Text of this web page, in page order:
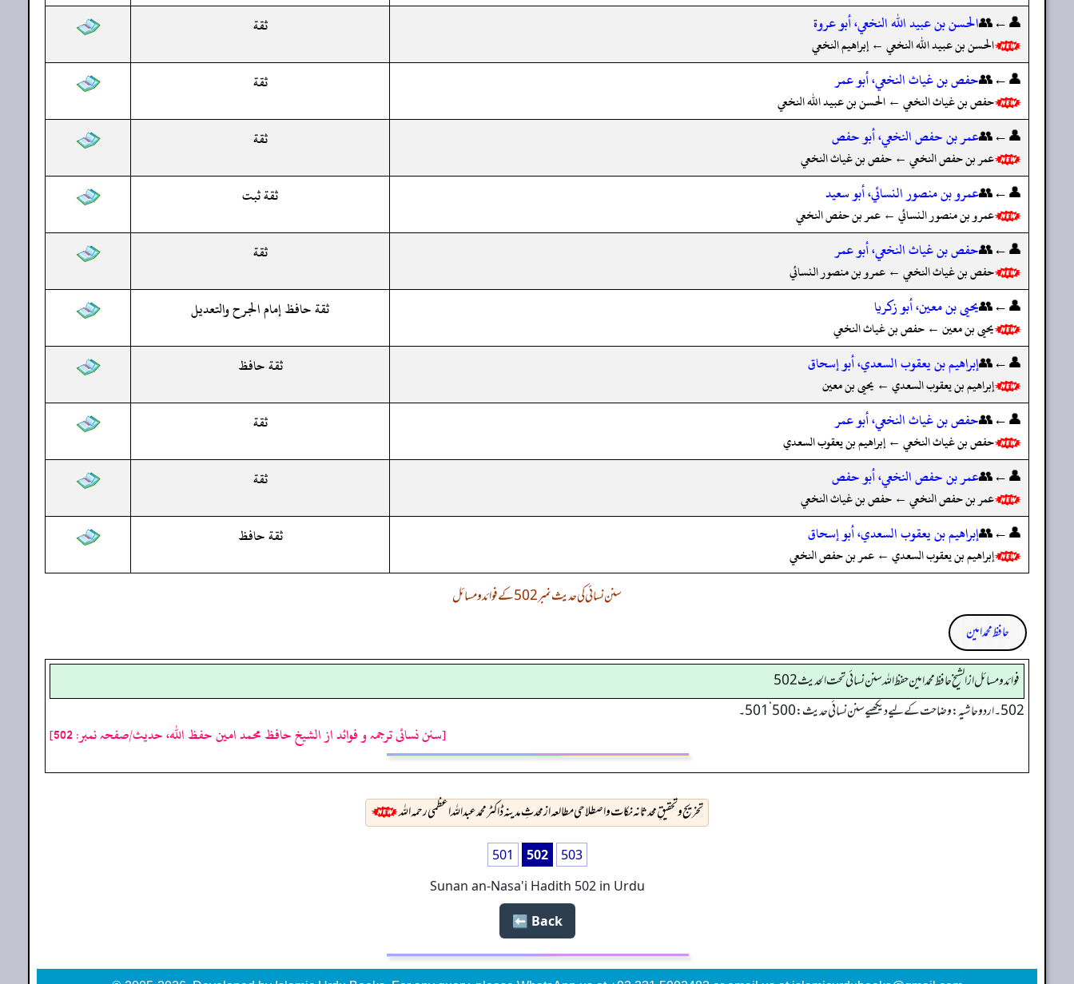
👤←👥الحسن بن عبيد الله النخعي، أبو عروة
الحسن بن عبيد الله النخعي ← إبراهيم النخعي
ثقة
👤←👥حفص بن غياث النخعي، أبو عمر
حفص بن غياث النخعي ← الحسن بن عبيد الله النخعي
ثقة
👤←👥عمر بن حفص النخعي، أبو حفص
عمر بن حفص النخعي ← حفص بن غياث النخعي
ثقة
👤←👥عمرو بن منصور النسائي، أبو سعيد
عمرو بن منصور النسائي ← عمر بن حفص النخعي
ثقة ثبت
👤←👥حفص بن غياث النخعي، أبو عمر
حفص بن غياث النخعي ← عمرو بن منصور النسائي
ثقة
👤←👥يحيى بن معين، أبو زكريا
يحيى بن معين ← حفص بن غياث النخعي
ثقة حافظ إمام الجرح والتعديل
👤←👥إبراهيم بن يعقوب السعدي، أبو إسحاق
إبراهيم بن يعقوب السعدي ← يحيى بن معين
ثقة حافظ
👤←👥حفص بن غياث النخعي، أبو عمر
حفص بن غياث النخعي ← إبراهيم بن يعقوب السعدي
ثقة
👤←👥عمر بن حفص النخعي، أبو حفص
عمر بن حفص النخعي ← حفص بن غياث النخعي
ثقة
👤←👥إبراهيم بن يعقوب السعدي، أبو إسحاق
إبراهيم بن يعقوب السعدي ← عمر بن حفص النخعي
ثقة حافظ
سنن نسائی کی حدیث نمبر 502 کے فوائد و مسائل
حافظ محمد امین
فوائد ومسائل از الشيخ حافظ محمد امين حفظ الله سنن نسائي تحت الحديث 502
502 ۔ اردو حاشیہ: وضاحت کے لیے دیکھیے سنن نسائی حدیث: 500‘501۔
[سنن نسائی ترجمہ و فوائد از الشیخ حافظ محمد امین حفظ اللہ، حدیث/صفحہ نمبر: 502]
تخريج وتحقيقِ محدثانہ نکات و اصطلاحی مطالعہ از محدثِ مدینہ ڈاکٹر محمد عبداللہ اعظمی رحمہ اللہ
501 502
503
Sunan an-Nasa'i Hadith 502 in Urdu
Back ⬅️